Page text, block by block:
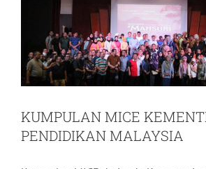
KUMPULAN MICE
PENDIDIKAN MALAYSIA